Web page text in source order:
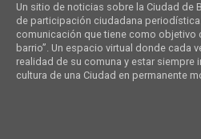
Un sitio de noticias sobre la Ciudad de
de participación ciudadana
comunicación que tiene como objetivo
barrio”. Un espacio virtual donde cada
realidad de su comuna y estar siempre
cultura de una Ciudad en permanente